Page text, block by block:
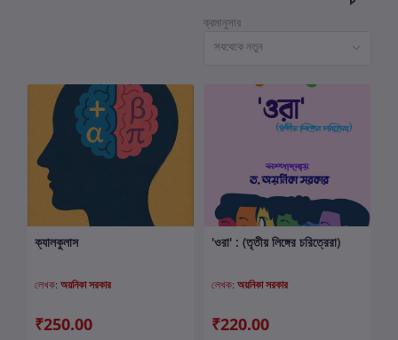
ক্রমানুসার
সবথেকে নতুন
ক্যালকুলাস
লেখক: অয়নিকা সরকার
₹250.00
কার্টে যোগ করুন
'ওরা' : (তৃতীয় লিঙ্গের চরিত্রেরা)
লেখক: অয়নিকা সরকার
₹220.00